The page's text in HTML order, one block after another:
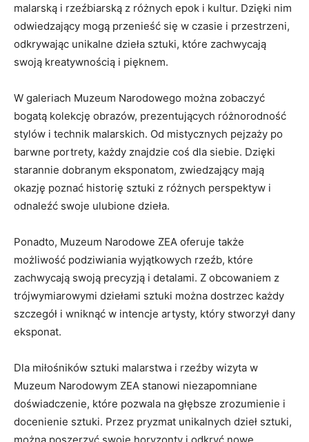
malarską i rzeźbiarską z różnych epok i​ kultur. Dzięki nim
odwiedzający mogą ​przenieść się ‌w czasie i przestrzeni,
odkrywając unikalne dzieła sztuki, ‍które ⁤zachwycają
‍swoją⁢ kreatywnością‌ i pięknem.
W galeriach Muzeum ‍Narodowego można zobaczyć
bogatą kolekcję obrazów, ​prezentujących różnorodność
stylów i ​technik malarskich. ‌Od ‍mistycznych pejzaży po
barwne portrety, każdy‍ znajdzie coś dla siebie. Dzięki
starannie dobranym‍ eksponatom,⁢ zwiedzający mają ​
okazję poznać historię sztuki z różnych ‌perspektyw i
odnaleźć swoje ulubione dzieła.
Ponadto, Muzeum Narodowe ZEA oferuje także
możliwość podziwiania wyjątkowych rzeźb, które
zachwycają swoją precyzją ‍i detalami. Z‌ obcowaniem z
trójwymiarowymi dziełami sztuki ⁤można​ dostrzec każdy
szczegół i wniknąć⁤ w intencje artysty, ⁣który stworzył dany
eksponat.
Dla miłośników sztuki ⁣malarstwa i rzeźby wizyta​ w ​
Muzeum Narodowym ZEA stanowi niezapomniane
⁢doświadczenie, które pozwala na głębsze zrozumienie i
docenienie sztuki. Przez pryzmat unikalnych dzieł sztuki,